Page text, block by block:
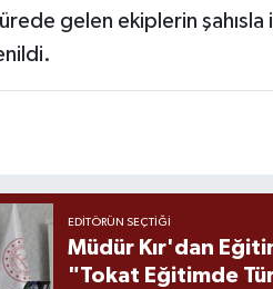
gelen ekiplerin
EDITÖRÜN SEÇTIĞI
Müdür Kır'dan
"Tokat Eğitimde